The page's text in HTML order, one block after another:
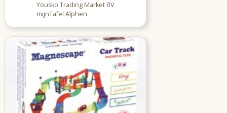
Yousko Trading Market BV
mijnTafel Alphen